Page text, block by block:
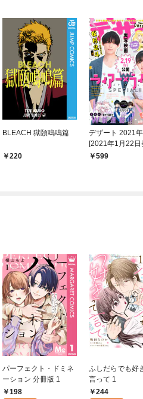
BLEACH 獄頤鳴鳴篇
220
デザート 2021
[2021年1月22日
599
パーフェクト・ドミネ
ーション 分冊版 1
198
ふしだらでも好
言って 1
244